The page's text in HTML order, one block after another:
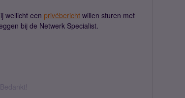
wellicht een privébericht willen sturen met
bij de Netwerk Specialist.